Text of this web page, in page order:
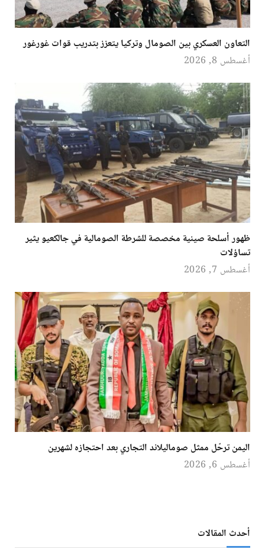
التعاون العسكري بين الصومال وتركيا يتعزز بتدريب قوات غورغور
أغسطس 8, 2026
ظهور أسلحة صينية مخصصة للشرطة الصومالية في جالكعيو يثير
تساؤلات
أغسطس 7, 2026
اليمن ترحّل ممثل صوماليلاند التجاري بعد احتجازه لشهرين
أغسطس 6, 2026
أحدث المقالات